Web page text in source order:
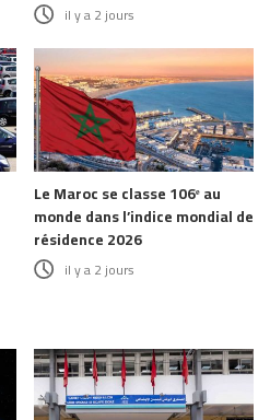
il y a 2 jours
Le Maroc se classe 106ᵉ au
monde dans l’indice mondial de
résidence 2026
il y a 2 jours